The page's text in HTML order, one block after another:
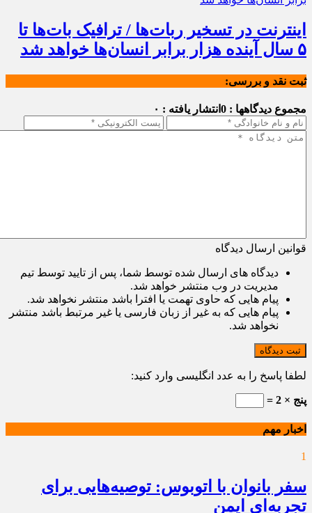
اینترنت در تسخیر ربات‌ها / ترافیک بات‌ها تا
۵ سال آینده هزار برابر انسان‌ها خواهد شد
ثبت نقد و بررسی:
مجموع دیدگاهها : 0 انتشار یافته : ۰
قوانین ارسال دیدگاه
دیدگاه های ارسال شده توسط شما، پس از تایید توسط تیم
مدیریت در وب منتشر خواهد شد.
پیام هایی که حاوی تهمت یا افترا باشد منتشر نخواهد شد.
پیام هایی که به غیر از زبان فارسی یا غیر مرتبط باشد منتشر
نخواهد شد.
ثبت دیدگاه
لطفا پاسخ را به عدد انگلیسی وارد کنید:
پنج × 2 =
اخبار مهم
1
سفر بانوان با اتوبوس: توصیه‌هایی برای
تجربه‌ای ایمن